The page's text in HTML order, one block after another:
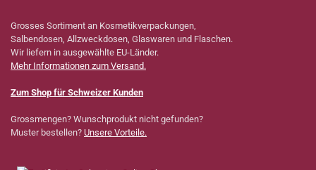
Grosses Sortiment an Kosmetikverpackungen,
Salbendosen, Allzweckdosen, Glaswaren und Flaschen.
Wir liefern in ausgewählte EU-Länder.
Mehr Informationen zum Versand.
Zum Shop für Schweizer Kunden
Grossmengen? Wunschprodukt nicht gefunden?
Muster bestellen? Unsere Vorteile.